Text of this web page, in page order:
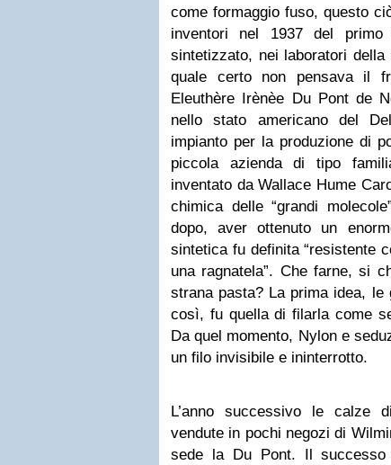
come formaggio fuso, questo
inventori nel 1937 del primo
sintetizzato, nei laboratori
quale certo non pensava il
Eleuthère Irènèe Du Pont de
nello stato americano del
impianto per la produzione di
piccola azienda di tipo
inventato da Wallace Hume
chimica delle “grandi
dopo, aver ottenuto un
sintetica fu definita “resistente
una ragnatela”. Che farne, si
strana pasta? La prima idea, le
così, fu quella di filarla come
Da quel momento, Nylon e
un filo invisibile e ininterrotto.
L’anno successivo le calze
vendute in pochi negozi di
sede la Du Pont. Il successo